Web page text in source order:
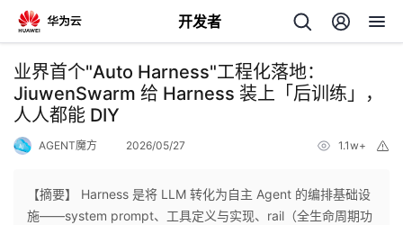
开发者
返
回
个
业界首个"Auto Harness"工程化落地：
JiuwenSwarm 给 Harness 装上「后训练」，
人人都能 DIY
AGENT魔方 2026/05/27 1.1w+
【摘要】 Harness 是将 LLM 转化为自主 Agent 的编排基础设
施——system prompt、工具定义与实现、rail（全生命周期功